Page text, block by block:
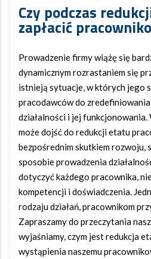
Czy podczas
zapłacić
Prowadzenie firmy wiążę się
dynamicznym rozrastaniem się
istnieją sytuacje, w których jego
pracodawców do
działalności i jej
może dojść do redukcji etatu
bezpośrednim skutkiem rozwoju,
sposobie prowadzenia
dotyczyć każdego pracownika,
kompetencji i doświadczenia.
rodzaju działań, pracownikom
Zapraszamy do przeczytania
wyjaśniamy, czym jest redukcja
wystąpienia naszemu